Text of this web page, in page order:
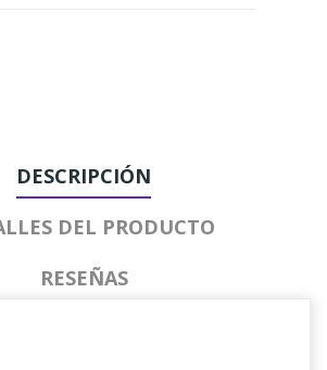
DESCRIPCIÓN
DEL PRODUCTO
RESEÑAS